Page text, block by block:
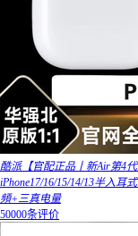
酷派【官配正品丨新Air第4
iPhone17/16/15/14/13半入耳
頻+三真电量
50000条评价